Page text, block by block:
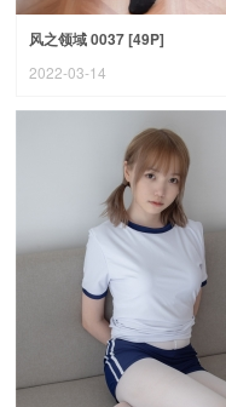
风之领域 0037 [49P]
2022-03-14